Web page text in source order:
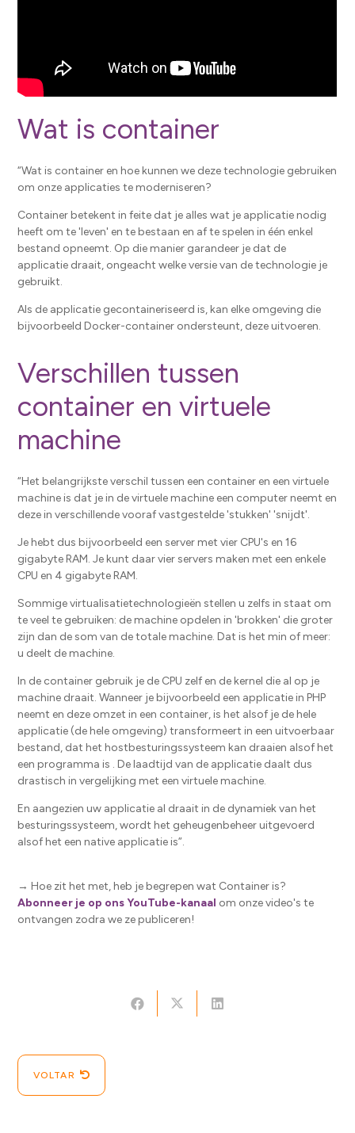
Wat is container
“Wat is container en hoe kunnen we deze technologie gebruiken
om onze applicaties te moderniseren?
Container betekent in feite dat je alles wat je applicatie nodig
heeft om te 'leven' en te bestaan ​​en af ​​te spelen in één enkel
bestand opneemt. Op die manier garandeer je dat de
applicatie draait, ongeacht welke versie van de technologie je
gebruikt.
Als de applicatie gecontaineriseerd is, kan elke omgeving die
bijvoorbeeld Docker-container ondersteunt, deze uitvoeren.
Verschillen tussen
container en virtuele
machine
“Het belangrijkste verschil tussen een container en een virtuele
machine is dat je in de virtuele machine een computer neemt en
deze in verschillende vooraf vastgestelde 'stukken' 'snijdt'.
Je hebt dus bijvoorbeeld een server met vier CPU's en 16
gigabyte RAM. Je kunt daar vier servers maken met een enkele
CPU en 4 gigabyte RAM.
Sommige virtualisatietechnologieën stellen u zelfs in staat om
te veel te gebruiken: de machine opdelen in 'brokken' die groter
zijn dan de som van de totale machine. Dat is het min of meer: ​​
u deelt de machine.
In de container gebruik je de CPU zelf en de kernel die al op je
machine draait. Wanneer je bijvoorbeeld een applicatie in PHP
neemt en deze omzet in een container, is het alsof je de hele
applicatie (de hele omgeving) transformeert in een uitvoerbaar
bestand, dat het hostbesturingssysteem kan draaien alsof het
een programma is . De laadtijd van de applicatie daalt dus
drastisch in vergelijking met een virtuele machine.
En aangezien uw applicatie al draait in de dynamiek van het
besturingssysteem, wordt het geheugenbeheer uitgevoerd
alsof het een native applicatie is”.
→ Hoe zit het met, heb je begrepen wat Container is?
Abonneer je op ons YouTube-kanaal om onze video's te
ontvangen zodra we ze publiceren!
VOLTAR